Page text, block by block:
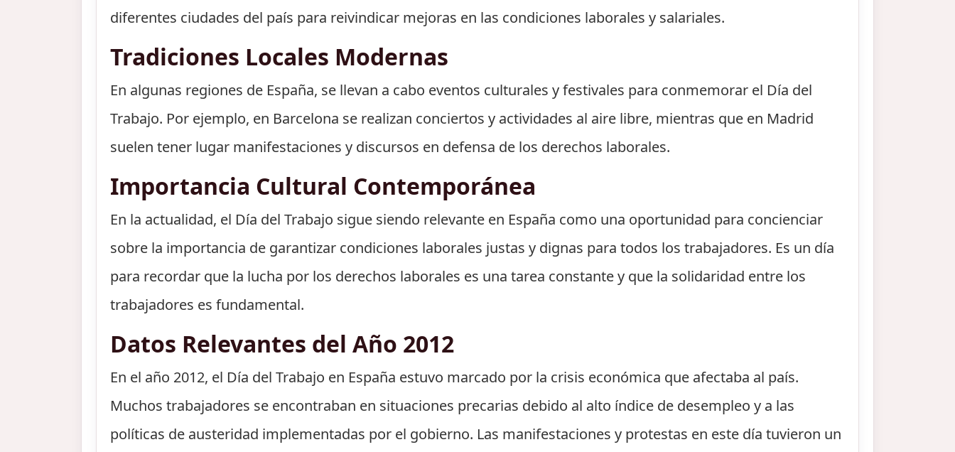
diferentes ciudades del país para reivindicar mejoras en las condiciones laborales y salariales.
Tradiciones Locales Modernas
En algunas regiones de España, se llevan a cabo eventos culturales y festivales para conmemorar el Día del
Trabajo. Por ejemplo, en Barcelona se realizan conciertos y actividades al aire libre, mientras que en Madrid
suelen tener lugar manifestaciones y discursos en defensa de los derechos laborales.
Importancia Cultural Contemporánea
En la actualidad, el Día del Trabajo sigue siendo relevante en España como una oportunidad para concienciar
sobre la importancia de garantizar condiciones laborales justas y dignas para todos los trabajadores. Es un día
para recordar que la lucha por los derechos laborales es una tarea constante y que la solidaridad entre los
trabajadores es fundamental.
Datos Relevantes del Año 2012
En el año 2012, el Día del Trabajo en España estuvo marcado por la crisis económica que afectaba al país.
Muchos trabajadores se encontraban en situaciones precarias debido al alto índice de desempleo y a las
políticas de austeridad implementadas por el gobierno. Las manifestaciones y protestas en este día tuvieron un